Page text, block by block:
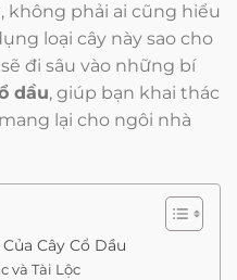
không phải ai cũng hiểu
loại cây này sao cho
đi sâu vào những bí
dầu, giúp bạn khai thác
lại cho ngôi nhà
Cây Cổ Dầu
và Tài Lộc